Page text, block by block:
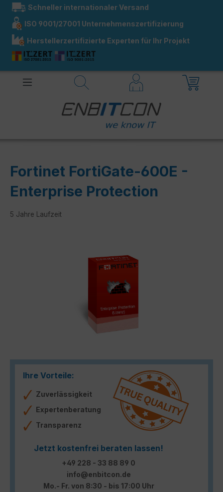
springen
Schneller internationaler Versand
ISO 9001/27001 Unternehmenszertifizierung
Herstellerzertifizierte Experten für Ihr Projekt
Fortinet FortiGate-600E -
Enterprise Protection
5 Jahre Laufzeit
Ihre Vorteile:
Zuverlässigkeit
Expertenberatung
Transparenz
Jetzt kostenfrei beraten lassen!
+49 228 - 33 88 89 0
info@enbitcon.de
Mo.- Fr. von 8:30 - bis 17:00 Uhr